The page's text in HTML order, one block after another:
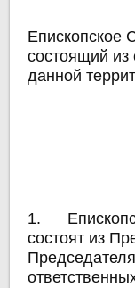
Епископское
состоящий из
данной
1.
состоят из